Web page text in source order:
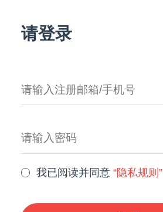
请登录
我已阅读并同意“隐私规则”